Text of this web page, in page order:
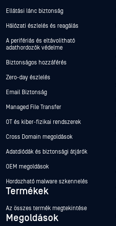
Ellátási lánc biztonság
Hálózati észlelés és reagálás
A perifériás és eltávolítható
adathordozók védelme
Biztonságos hozzáférés
Zero-day észlelés
Email Biztonság
Managed File Transfer
OT és kiber-fizikai rendszerek
Cross Domain megoldások
Adatdiódák és biztonsági átjárók
OEM megoldások
Hordozható malware szkennelés
Termékek
Az összes termék megtekintése
Megoldások